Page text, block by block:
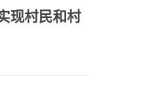
现村民和村